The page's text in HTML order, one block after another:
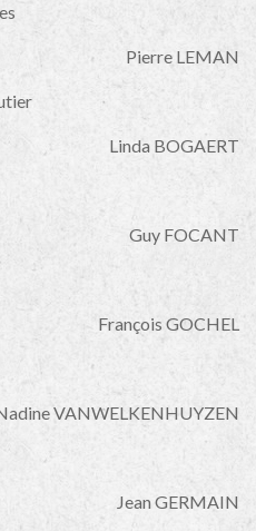
Pierre LEMAN
Linda BOGAERT
Guy FOCANT
François GOCHEL
VANWELKENHUYZEN
Jean GERMAIN